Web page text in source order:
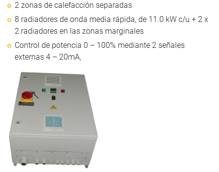
2 zonas de calefacción separadas
8 radiadores de onda media rápida, de 11.0 kW c/u + 2 x
2 radiadores en las zonas marginales
Control de potencia 0 – 100% mediante 2 señales
externas 4 – 20mA,